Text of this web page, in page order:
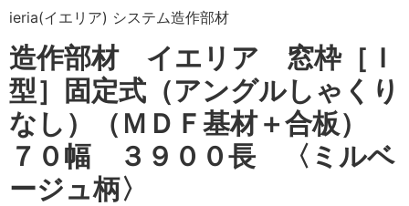
ieria(イエリア) システム造作部材
造作部材 イエリア 窓枠［Ｉ
型］固定式（アングルしゃくり
なし）（ＭＤＦ基材＋合板）
７０幅 ３９００長 〈ミルベ
ージュ柄〉